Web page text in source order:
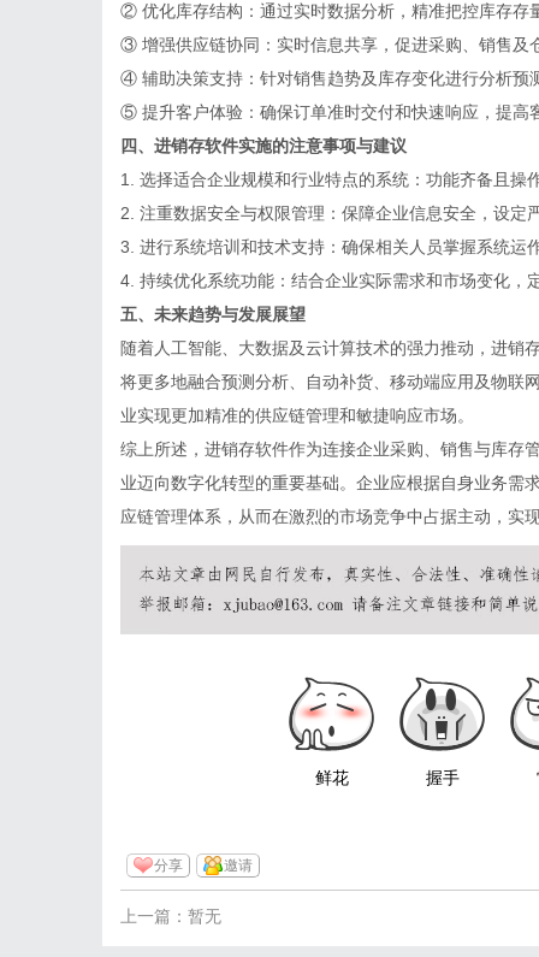
② 优化库存结构 ：通过实时数据分析，精准把控库存
③ 增强供应链协同 ：实时信息共享，促进采购、销售
④ 辅助决策支持 ：针对销售趋势及库存变化进行分析
⑤ 提升客户体验 ：确保订单准时交付和快速响应，提高
四、进销存软件实施的注意事项与建议
1. 选择适合企业规模和行业特点的系统 ：功能齐备且操
2. 注重数据安全与权限管理 ：保障企业信息安全，设定
3. 进行系统培训和技术支持 ：确保相关人员掌握系统运
4. 持续优化系统功能 ：结合企业实际需求和市场变化
五、未来趋势与发展展望
随着人工智能、大数据及云计算技术的强力推动，进销
将更多地融合预测分析、自动补货、移动端应用及物联
业实现更加精准的供应链管理和敏捷响应市场。
综上所述，进销存软件作为连接企业采购、销售与库存
业迈向数字化转型的重要基础。企业应根据自身业务需
应链管理体系，从而在激烈的市场竞争中占据主动，实
鲜花 握手
分享 邀请
上一篇：暂无